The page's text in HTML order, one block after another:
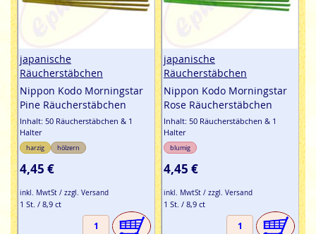
japanische
Räucherstäbchen
Nippon Kodo Morningstar
Pine Räucherstäbchen
Inhalt: 50 Räucherstäbchen & 1
Halter
harzig hölzern
4,45 €
inkl. MwtSt / zzgl. Versand
1 St. / 8,9 ct
japanische
Räucherstäbchen
Nippon Kodo Morningstar
Rose Räucherstäbchen
Inhalt: 50 Räucherstäbchen & 1
Halter
blumig
4,45 €
inkl. MwtSt / zzgl. Versand
1 St. / 8,9 ct